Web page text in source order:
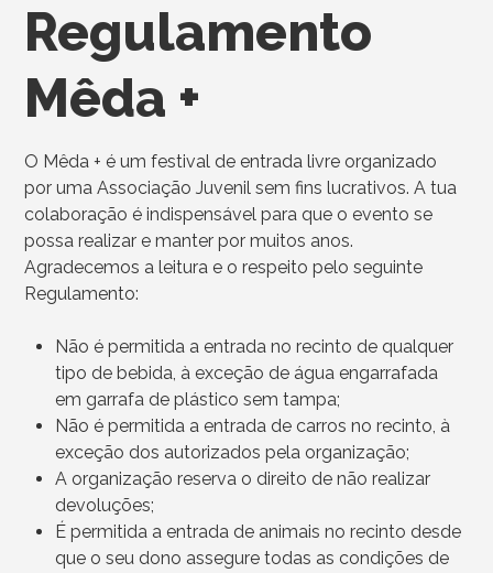
Regulamento
Mêda +
O Mêda + é um festival de entrada livre organizado
por uma Associação Juvenil sem fins lucrativos. A tua
colaboração é indispensável para que o evento se
possa realizar e manter por muitos anos.
Agradecemos a leitura e o respeito pelo seguinte
Regulamento:
Não é permitida a entrada no recinto de qualquer
tipo de bebida, à exceção de água engarrafada
em garrafa de plástico sem tampa;
Não é permitida a entrada de carros no recinto, à
exceção dos autorizados pela organização;
A organização reserva o direito de não realizar
devoluções;
É permitida a entrada de animais no recinto desde
que o seu dono assegure todas as condições de